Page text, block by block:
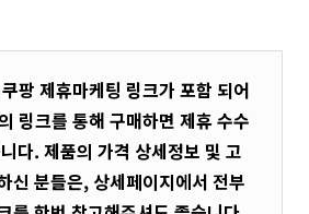
팡 제휴마케팅 링크가 포함 되어
링크를 통해 구매하면 제휴 수수
다. 제품의 가격 상세정보 및 고
신 분들은, 상세페이지에서 전부